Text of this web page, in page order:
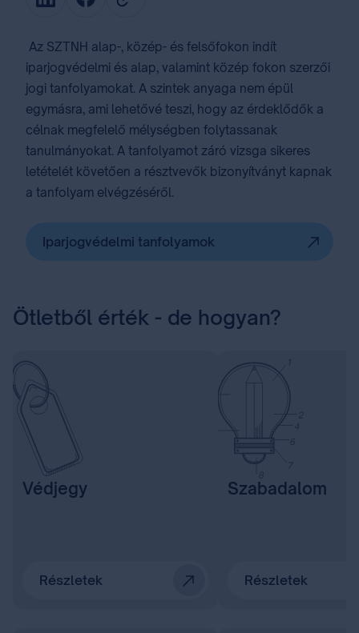
Az SZTNH alap-, közép- és felsőfokon indít
iparjogvédelmi és alap, valamint közép fokon szerzői
jogi tanfolyamokat. A szintek anyaga nem épül
egymásra, ami lehetővé teszi, hogy az érdeklődők a
célnak megfelelő mélységben folytassanak
tanulmányokat. A tanfolyamot záró vizsga sikeres
letételét követően a résztvevők bizonyítványt kapnak
a tanfolyam elvégzéséről.
Iparjogvédelmi tanfolyamok
Ötletből érték - de hogyan?
Védjegy
Részletek
Szabadalom
Részletek